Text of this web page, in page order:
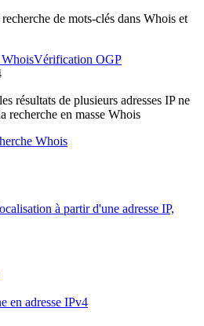
de mots-clés dans Whois et
WhoisVérification OGP
résultats de plusieurs adresses IP ne
recherche en masse Whois
Whois
à partir d'une adresse IP,
en adresse IPv4